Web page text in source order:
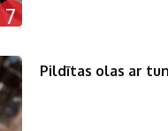
7
Pildītas olas ar